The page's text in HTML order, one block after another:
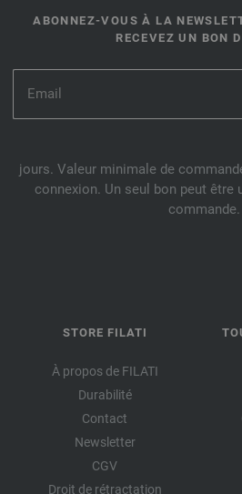
ABONNEZ-VOUS À LA
RECEVEZ UN BON
jours. Valeur minimale de
connexion. Un seul bon peut être
commande.
STORE FILATI
À propos de FILATI
Durabilité
Contact
Newsletter
CGV
Droit de rétractation